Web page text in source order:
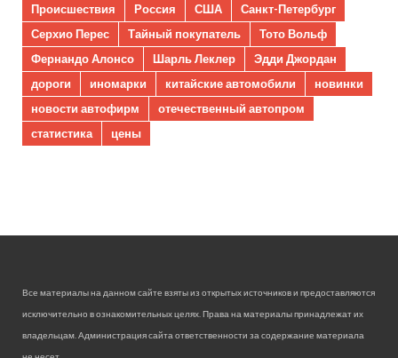
Происшествия
Россия США
Санкт-Петербург
Серхио Перес
Тайный покупатель
Тото Вольф
Фернандо Алонсо
Шарль Леклер
Эдди Джордан
дороги
иномарки китайские автомобили
новинки
новости автофирм
отечественный автопром
статистика
цены
Все материалы на данном сайте взяты из открытых источников и предоставляются
исключительно в ознакомительных целях. Права на материалы принадлежат их
владельцам. Администрация сайта ответственности за содержание материала